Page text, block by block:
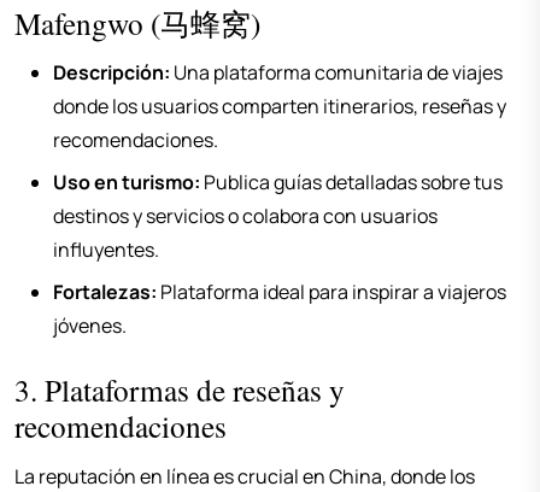
Mafengwo (马蜂窝)
Descripción: Una plataforma comunitaria de viajes
donde los usuarios comparten itinerarios, reseñas y
recomendaciones.
Uso en turismo: Publica guías detalladas sobre tus
destinos y servicios o colabora con usuarios
influyentes.
Fortalezas: Plataforma ideal para inspirar a viajeros
jóvenes.
3. Plataformas de reseñas y
recomendaciones
La reputación en línea es crucial en China, donde los